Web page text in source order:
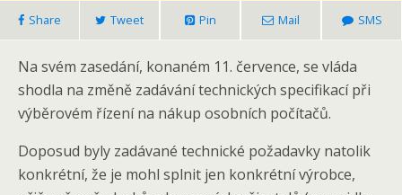
Share Tweet Pin Mail SMS
Na svém zasedání, konaném 11. července, se vláda
shodla na změně zadávání technických specifikací při
výběrovém řízení na nákup osobních počítačů.
Doposud byly zadávané technické požadavky natolik
konkrétní, že je mohl splnit jen konkrétní výrobce,